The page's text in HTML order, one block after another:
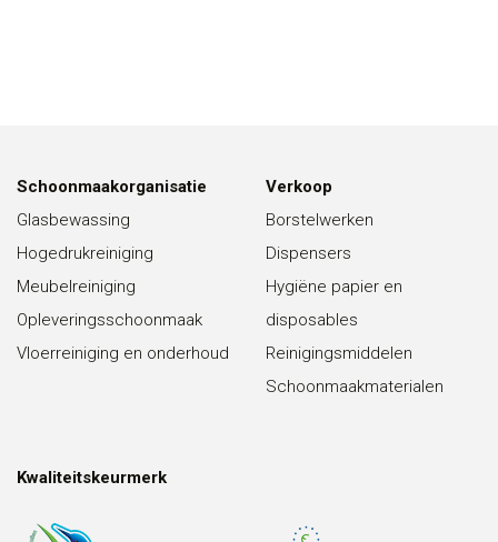
Schoonmaakorganisatie
Glasbewassing
Hogedrukreiniging
Meubelreiniging
Opleveringsschoonmaak
Vloerreiniging en onderhoud
Verkoop
Borstelwerken
Dispensers
Hygiëne papier en
disposables
Reinigingsmiddelen
Schoonmaakmaterialen
Kwaliteitskeurmerk